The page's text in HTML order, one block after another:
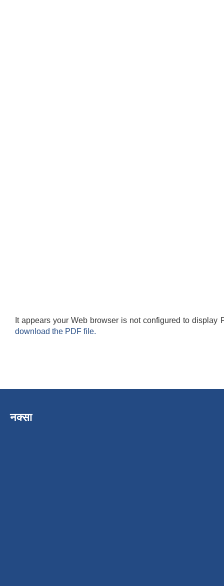
It appears your Web browser is not configured to display
download the PDF file.
नक्सा